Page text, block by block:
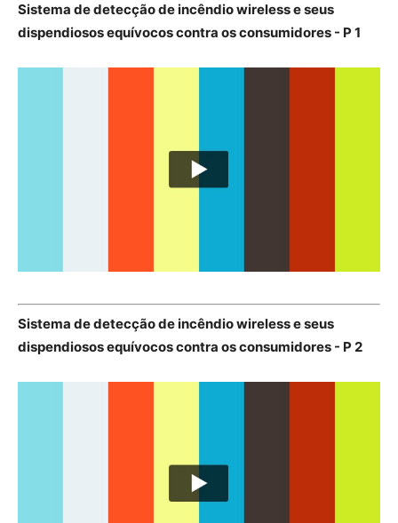
Sistema de detecção de incêndio wireless e seus
dispendiosos equívocos contra os consumidores - P 1
Sistema de detecção de incêndio wireless e seus
dispendiosos equívocos contra os consumidores - P 2